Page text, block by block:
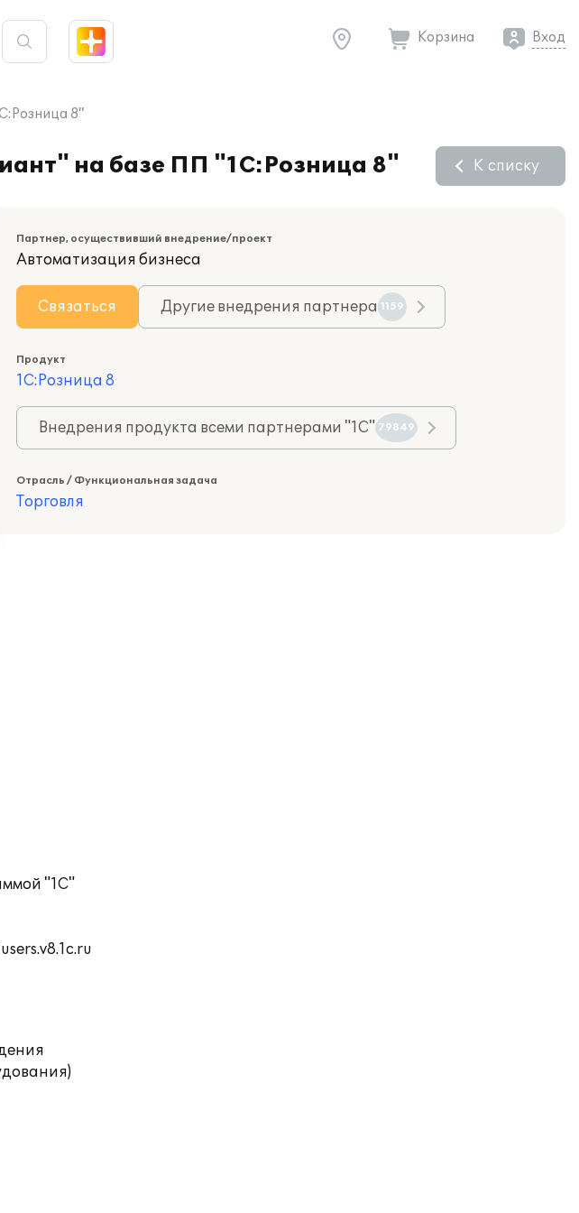
Корзина Вход
8"
на базе ПП "1С:Розница 8" К списку
Партнер, осуществивший внедрение/проект
Автоматизация бизнеса
Связаться Другие внедрения партнера 1159
Продукт
1С:Розница 8
Внедрения продукта всеми партнерами "1С" 79849
Отрасль / Функциональная задача
Торговля
"1С"